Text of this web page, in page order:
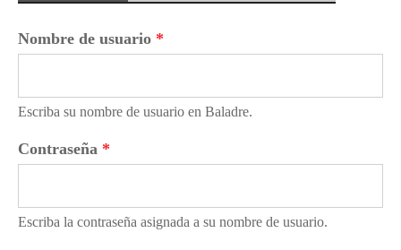
Nombre de usuario *
Escriba su nombre de usuario en Baladre.
Contraseña *
Escriba la contraseña asignada a su nombre de usuario.